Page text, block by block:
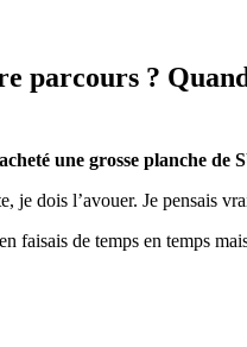
parcours ?
une grosse planche de
je dois l’avouer. Je pensais
faisais de temps en temps